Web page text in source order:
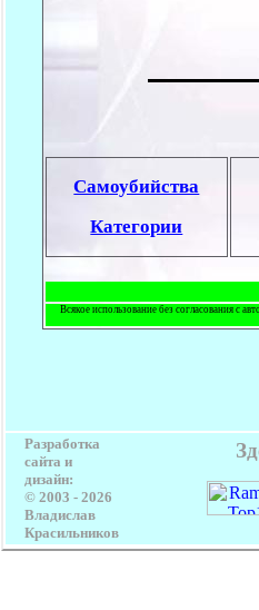
Самоубийства
Категории
Всякое использование без согласования с
Разработка
сайта и
дизайн:
© 2003 -2026
Владислав
Красильников